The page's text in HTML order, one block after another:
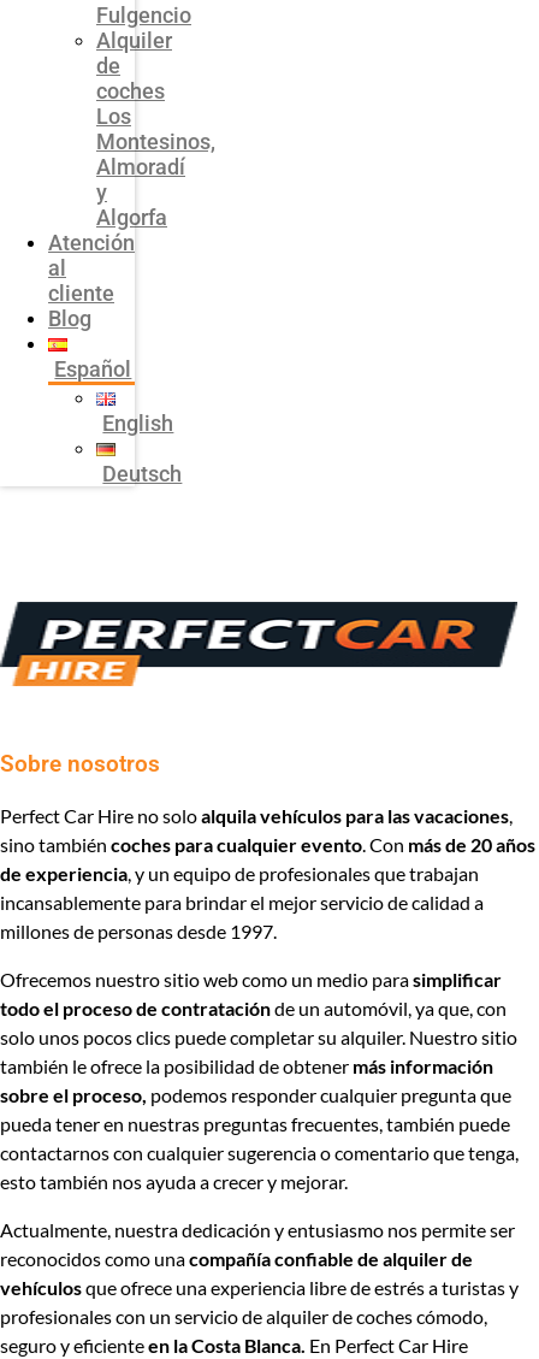
Fulgencio
Alquiler
de
coches
Los
Montesinos,
Almoradí
y
Algorfa
Atención
al
cliente
Blog
Español
English
Deutsch
Sobre nosotros
Perfect Car Hire no soloalquila vehículos para las vacaciones,
sino también coches para cualquier evento. Con más de 20 años
de experiencia, y un equipo de profesionales que trabajan
incansablemente para brindar el mejor servicio de calidad a
millones de personas desde 1997.
Ofrecemos nuestro sitio web como un medio parasimplificar
todo el proceso de contrataciónde un automóvil, ya que, con
solo unos pocos clics puede completar su alquiler. Nuestro sitio
también le ofrece la posibilidad de obtener más información
sobre el proceso, podemos responder cualquier pregunta que
pueda tener en nuestras preguntas frecuentes, también puede
contactarnos con cualquier sugerencia o comentario que tenga,
esto también nos ayuda a crecer y mejorar.
Actualmente, nuestra dedicación y entusiasmo nos permite ser
reconocidos como unacompañía confiable de alquiler de
vehículosque ofrece una experiencia libre de estrés a turistas y
profesionales con un servicio de alquiler de coches cómodo,
seguro y eficienteen la Costa Blanca. En Perfect Car Hire